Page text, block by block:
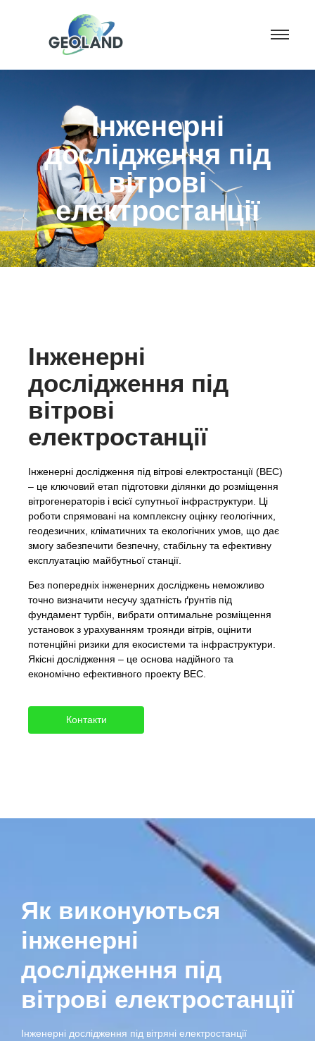
Інженерні
дослідження під
вітрові
електростанції
Інженерні
дослідження під
вітрові
електростанції
Інженерні дослідження під вітрові електростанції (ВЕС)
– це ключовий етап підготовки ділянки до розміщення
вітрогенераторів і всієї супутньої інфраструктури. Ці
роботи спрямовані на комплексну оцінку геологічних,
геодезичних, кліматичних та екологічних умов, що дає
змогу забезпечити безпечну, стабільну та ефективну
експлуатацію майбутньої станції.
Без попередніх інженерних досліджень неможливо
точно визначити несучу здатність ґрунтів під
фундамент турбін, вибрати оптимальне розміщення
установок з урахуванням троянди вітрів, оцінити
потенційні ризики для екосистеми та інфраструктури.
Якісні дослідження – це основа надійного та
економічно ефективного проекту ВЕС.
Контакти
Як виконуються
інженерні
дослідження під
вітрові електростанції
Інженерні дослідження під вітряні електростанції